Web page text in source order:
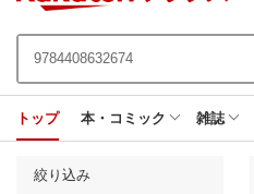
トップ 本・コミック 雑誌
絞り込み